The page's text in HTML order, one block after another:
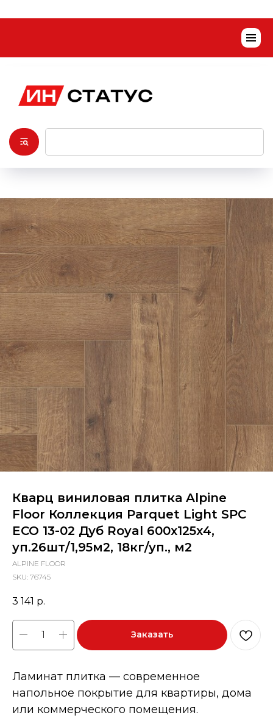
Кварц виниловая плитка Alpine
Floor Коллекция Parquet Light SPC
ECO 13-02 Дуб Royal 600х125х4,
уп.26шт/1,95м2, 18кг/уп., м2
ALPINE FLOOR
SKU: 76745
3 141 р.
Заказать
Ламинат плитка — современное
напольное покрытие для квартиры, дома
или коммерческого помещения.